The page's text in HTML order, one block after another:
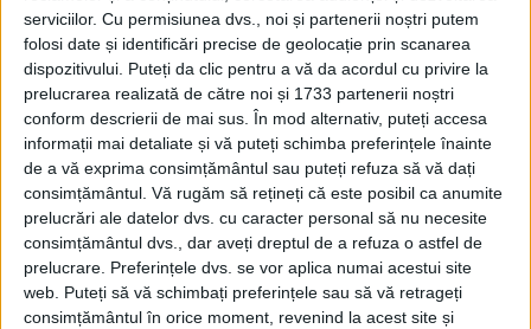
serviciilor. Cu permisiunea dvs., noi și partenerii noștri putem
folosi date și identificări precise de geolocație prin scanarea
dispozitivului. Puteți da clic pentru a vă da acordul cu privire la
prelucrarea realizată de către noi și 1733 partenerii noștri
conform descrierii de mai sus. În mod alternativ, puteți accesa
informații mai detaliate și vă puteți schimba preferințele înainte
de a vă exprima consimțământul sau puteți refuza să vă dați
consimțământul. Vă rugăm să rețineți că este posibil ca anumite
prelucrări ale datelor dvs. cu caracter personal să nu necesite
consimțământul dvs., dar aveți dreptul de a refuza o astfel de
prelucrare. Preferințele dvs. se vor aplica numai acestui site
web. Puteți să vă schimbați preferințele sau să vă retrageți
consimțământul în orice moment, revenind la acest site și
ARTICOLE ONLINE
Cum a schimbat Primul Război Mondial literatura?
Primul Război Mondial a schimbat lumea timp de decenii, iar
scriitorii și poeții au reflectat această...